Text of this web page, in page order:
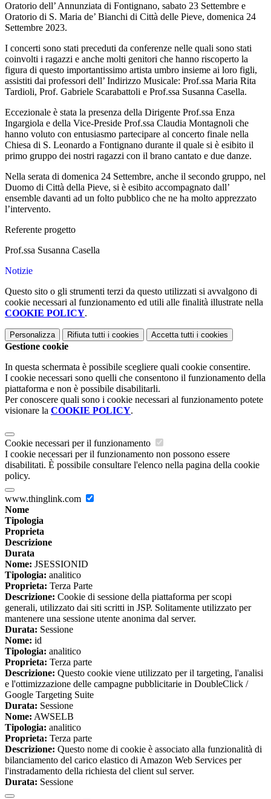
Oratorio dell’ Annunziata di Fontignano, sabato 23 Settembre e
Oratorio di S. Maria de’ Bianchi di Città delle Pieve, domenica 24
Settembre 2023.
I concerti sono stati preceduti da conferenze nelle quali sono stati
coinvolti i ragazzi e anche molti genitori che hanno riscoperto la
figura di questo importantissimo artista umbro insieme ai loro figli,
assistiti dai professori dell’ Indirizzo Musicale: Prof.ssa Maria Rita
Tardioli, Prof. Gabriele Scarabattoli e Prof.ssa Susanna Casella.
Eccezionale è stata la presenza della Dirigente Prof.ssa Enza
Ingargiola e della Vice-Preside Prof.ssa Claudia Montagnoli che
hanno voluto con entusiasmo partecipare al concerto finale nella
Chiesa di S. Leonardo a Fontignano durante il quale si è esibito il
primo gruppo dei nostri ragazzi con il brano cantato e due danze.
Nella serata di domenica 24 Settembre, anche il secondo gruppo, nel
Duomo di Città della Pieve, si è esibito accompagnato dall’
ensemble davanti ad un folto pubblico che ne ha molto apprezzato
l’intervento.
Referente progetto
Prof.ssa Susanna Casella
Notizie
Questo sito o gli strumenti terzi da questo utilizzati si avvalgono di
cookie necessari al funzionamento ed utili alle finalità illustrate nella
COOKIE POLICY.
Personalizza Rifiuta tutti i cookies Accetta tutti i cookies
Gestione cookie
In questa schermata è possibile scegliere quali cookie consentire.
I cookie necessari sono quelli che consentono il funzionamento della
piattaforma e non è possibile disabilitarli.
Per conoscere quali sono i cookie necessari al funzionamento potete
visionare la COOKIE POLICY.
Cookie necessari per il funzionamento
I cookie necessari per il funzionamento non possono essere
disabilitati. È possibile consultare l'elenco nella pagina della cookie
policy.
www.thinglink.com
Nome
Tipologia
Proprieta
Descrizione
Durata
Nome: JSESSIONID
Tipologia: analitico
Proprieta: Terza Parte
Descrizione: Cookie di sessione della piattaforma per scopi
generali, utilizzato dai siti scritti in JSP. Solitamente utilizzato per
mantenere una sessione utente anonima dal server.
Durata: Sessione
Nome: id
Tipologia: analitico
Proprieta: Terza parte
Descrizione: Questo cookie viene utilizzato per il targeting, l'analisi
e l'ottimizzazione delle campagne pubblicitarie in DoubleClick /
Google Targeting Suite
Durata: Sessione
Nome: AWSELB
Tipologia: analitico
Proprieta: Terza parte
Descrizione: Questo nome di cookie è associato alla funzionalità di
bilanciamento del carico elastico di Amazon Web Services per
l'instradamento della richiesta del client sul server.
Durata: Sessione